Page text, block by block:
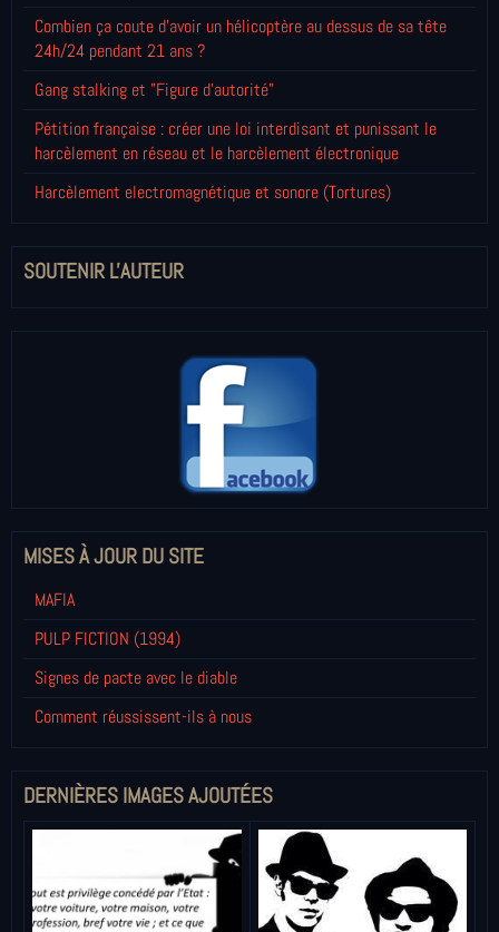
Combien ça coute d'avoir un hélicoptère au dessus de sa tête
24h/24 pendant 21 ans ?
Gang stalking et "Figure d'autorité"
Pétition française : créer une loi interdisant et punissant le
harcèlement en réseau et le harcèlement électronique
Harcèlement electromagnétique et sonore (Tortures)
SOUTENIR L'AUTEUR
MISES À JOUR DU SITE
MAFIA
PULP FICTION (1994)
Signes de pacte avec le diable
Comment réussissent-ils à nous
DERNIÈRES IMAGES AJOUTÉES